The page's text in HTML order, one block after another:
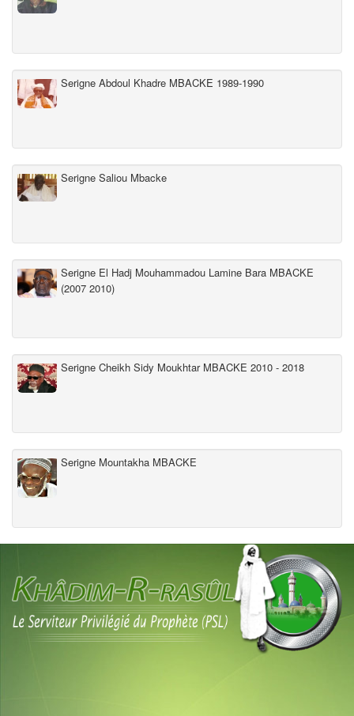
Serigne Abdoul Khadre MBACKE 1989-1990
Serigne Saliou Mbacke
Serigne El Hadj Mouhammadou Lamine Bara MBACKE
(2007 2010)
Serigne Cheikh Sidy Moukhtar MBACKE 2010 - 2018
Serigne Mountakha MBACKE